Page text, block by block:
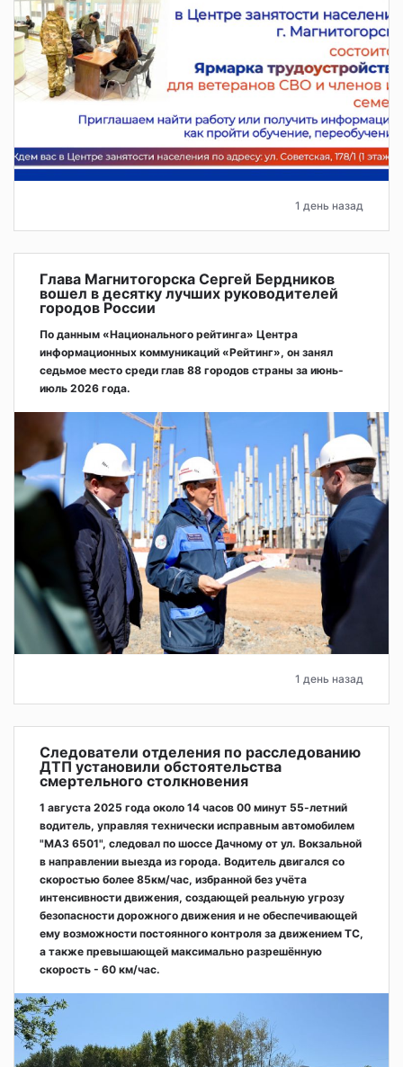
1 день назад
Глава Магнитогорска Сергей Бердников
вошел в десятку лучших руководителей
городов России
По данным «Национального рейтинга» Центра
информационных коммуникаций «Рейтинг», он занял
седьмое место среди глав 88 городов страны за июнь-
июль 2026 года.
1 день назад
Следователи отделения по расследованию
ДТП установили обстоятельства
смертельного столкновения
1 августа 2025 года около 14 часов 00 минут 55-летний
водитель, управляя технически исправным автомобилем
"МАЗ 6501", следовал по шоссе Дачному от ул. Вокзальной
в направлении выезда из города. Водитель двигался со
скоростью более 85км/час, избранной без учёта
интенсивности движения, создающей реальную угрозу
безопасности дорожного движения и не обеспечивающей
ему возможности постоянного контроля за движением ТС,
а также превышающей максимально разрешённую
скорость - 60 км/час.